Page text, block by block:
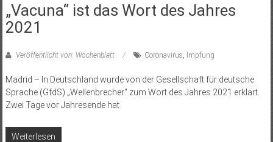
„Vacuna“ ist das Wort des Jahres
2021
Veröffentlicht von: Wochenblatt Coronavirus Impfung
Madrid – In Deutschland wurde von der Gesellschaft für deutsche
Sprache (GfdS) „Wellenbrecher“ zum Wort des Jahres 2021 erklärt.
Zwei Tage vor Jahresende hat
Weiterlesen